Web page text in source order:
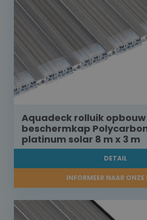
Aquadeck rolluik
beschermkap
platinum solar 8 m x 3 m
DETAIL
INFORMEER NAAR ONZE